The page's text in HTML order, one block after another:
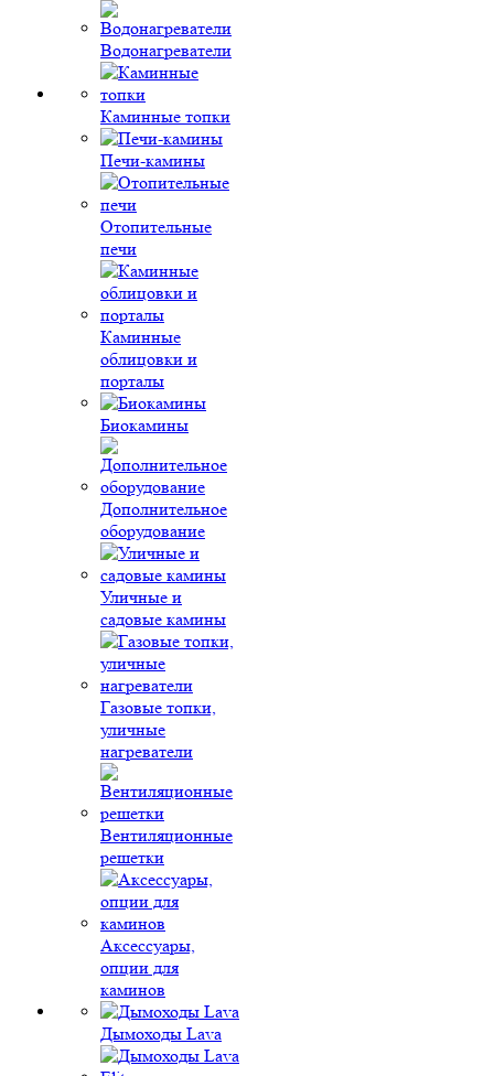
Водонагреватели
Каминные топки
Печи-камины
Отопительные
печи
Каминные
облицовки и
порталы
Биокамины
Дополнительное
оборудование
Уличные и
садовые камины
Газовые топки,
уличные
нагреватели
Вентиляционные
решетки
Аксессуары,
опции для
каминов
Дымоходы Lava